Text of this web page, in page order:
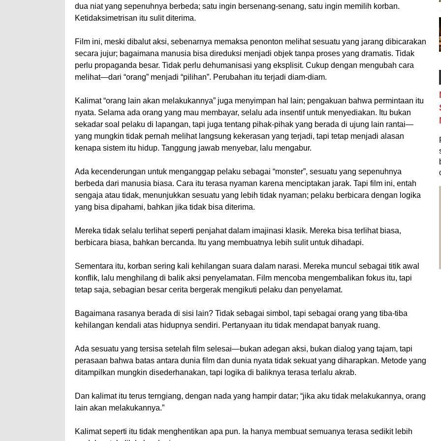
dua niat yang sepenuhnya berbeda; satu ingin bersenang-senang, satu ingin memilih korban.
Ketidaksimetrisan itu sulit diterima.
Film ini, meski dibalut aksi, sebenarnya memaksa penonton melihat sesuatu yang jarang dibicarakan
secara jujur; bagaimana manusia bisa direduksi menjadi objek tanpa proses yang dramatis. Tidak
perlu propaganda besar. Tidak perlu dehumanisasi yang eksplisit. Cukup dengan mengubah cara
melihat—dari “orang” menjadi “pilihan”. Perubahan itu terjadi diam-diam.
Kalimat “orang lain akan melakukannya” juga menyimpan hal lain; pengakuan bahwa permintaan itu
nyata. Selama ada orang yang mau membayar, selalu ada insentif untuk menyediakan. Itu bukan
sekadar soal pelaku di lapangan, tapi juga tentang pihak-pihak yang berada di ujung lain rantai—
yang mungkin tidak pernah melihat langsung kekerasan yang terjadi, tapi tetap menjadi alasan
kenapa sistem itu hidup. Tanggung jawab menyebar, lalu mengabur.
Ada kecenderungan untuk menganggap pelaku sebagai “monster”, sesuatu yang sepenuhnya
berbeda dari manusia biasa. Cara itu terasa nyaman karena menciptakan jarak. Tapi film ini, entah
sengaja atau tidak, menunjukkan sesuatu yang lebih tidak nyaman; pelaku berbicara dengan logika
yang bisa dipahami, bahkan jika tidak bisa diterima.
Mereka tidak selalu terlihat seperti penjahat dalam imajinasi klasik. Mereka bisa terlihat biasa,
berbicara biasa, bahkan bercanda. Itu yang membuatnya lebih sulit untuk dihadapi.
Sementara itu, korban sering kali kehilangan suara dalam narasi. Mereka muncul sebagai titik awal
konflik, lalu menghilang di balik aksi penyelamatan. Film mencoba mengembalikan fokus itu, tapi
tetap saja, sebagian besar cerita bergerak mengikuti pelaku dan penyelamat.
Bagaimana rasanya berada di sisi lain? Tidak sebagai simbol, tapi sebagai orang yang tiba-tiba
kehilangan kendali atas hidupnya sendiri. Pertanyaan itu tidak mendapat banyak ruang.
Ada sesuatu yang tersisa setelah film selesai—bukan adegan aksi, bukan dialog yang tajam, tapi
perasaan bahwa batas antara dunia film dan dunia nyata tidak sekuat yang diharapkan. Metode yang
ditampilkan mungkin disederhanakan, tapi logika di baliknya terasa terlalu akrab.
Dan kalimat itu terus terngiang, dengan nada yang hampir datar; “jika aku tidak melakukannya, orang
lain akan melakukannya.”
Kalimat seperti itu tidak menghentikan apa pun. Ia hanya membuat semuanya terasa sedikit lebih